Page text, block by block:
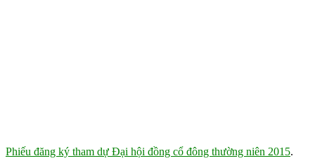
Phiếu đăng ký tham dự Đại hội đồng cổ đông thường niên 2015.